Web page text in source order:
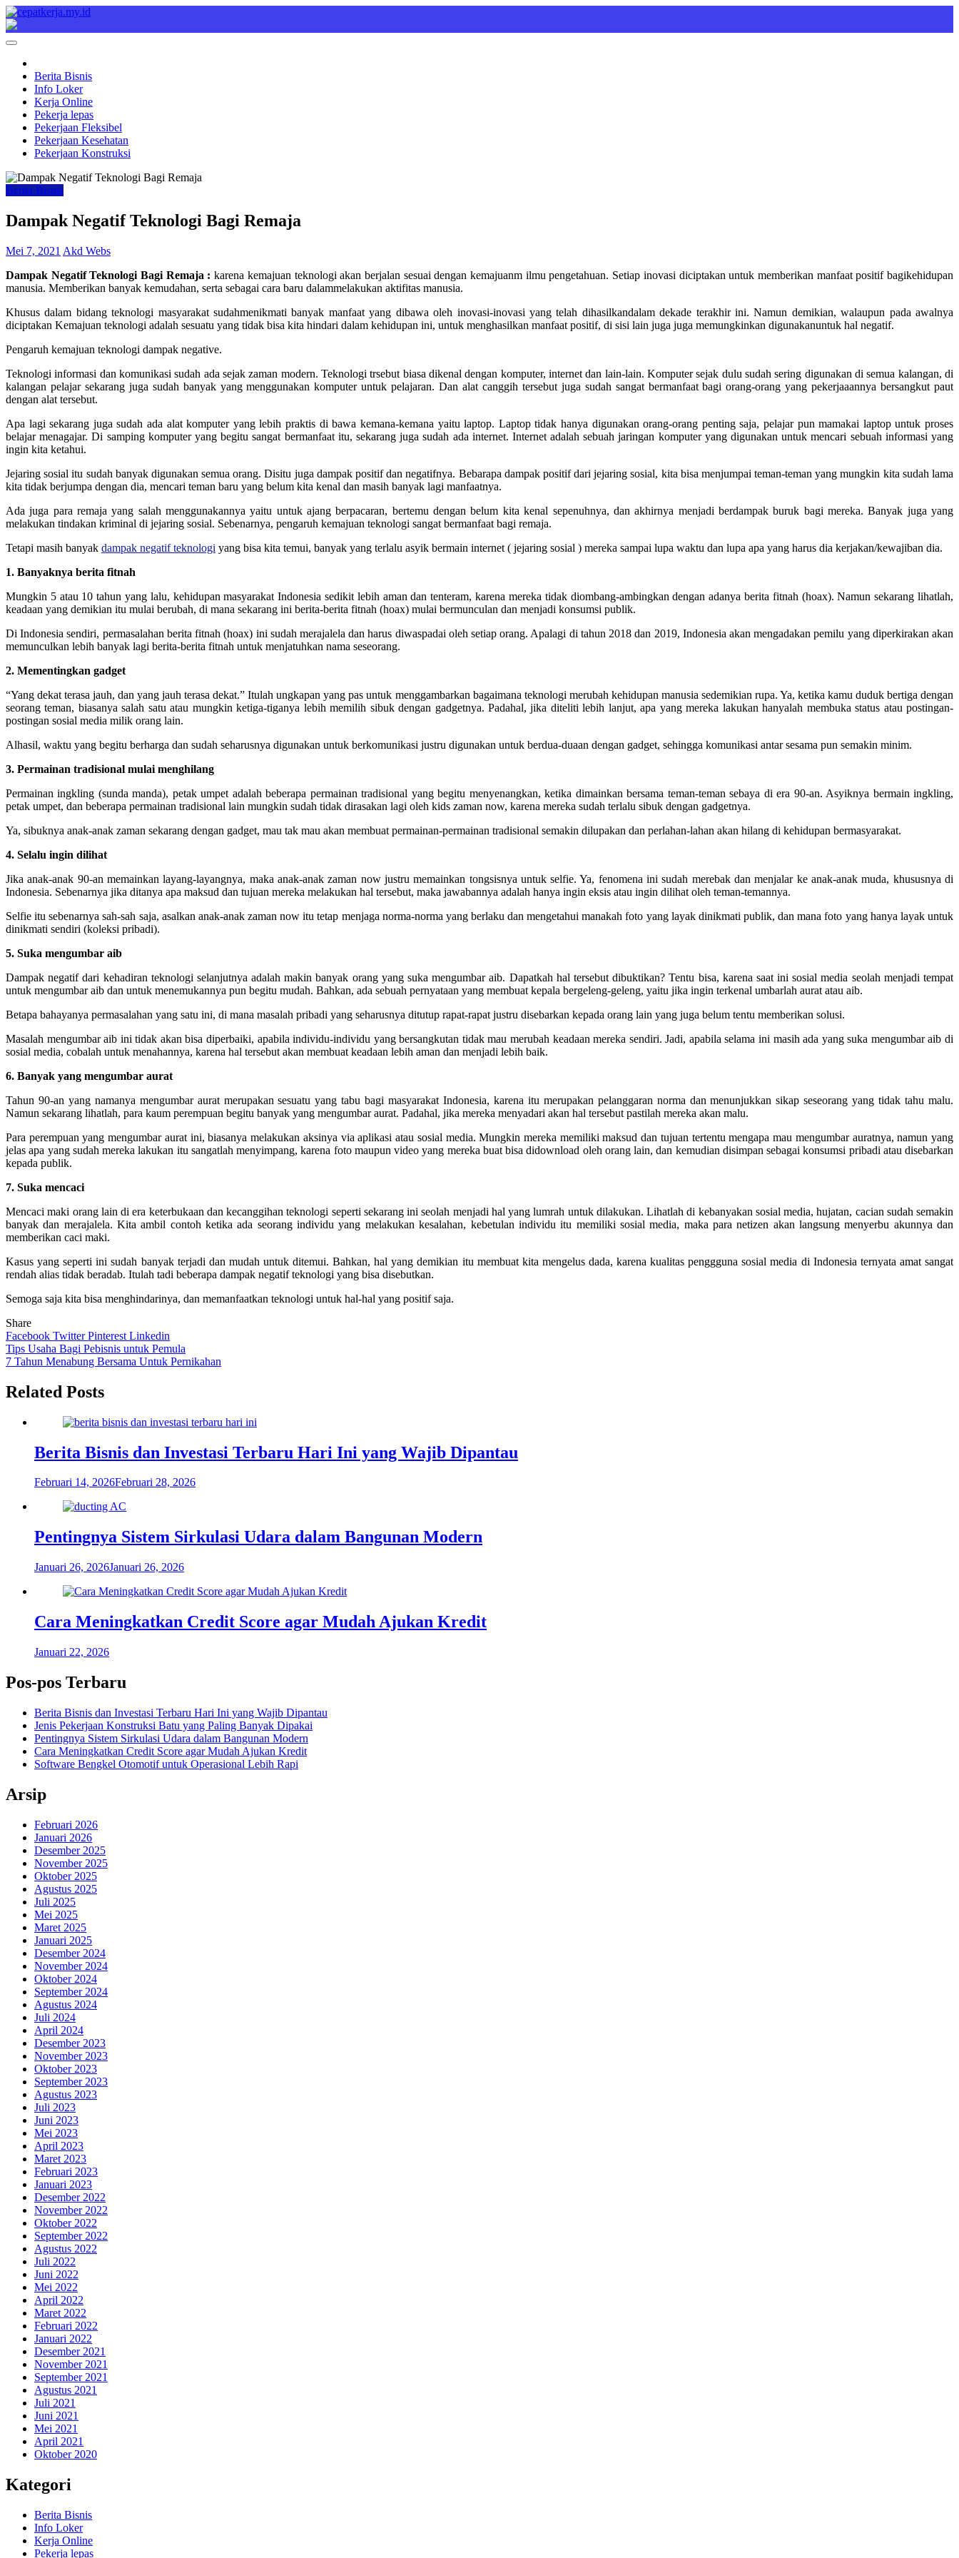
Skip
to
content
Cepat Kerja
Berita Bisnis
Berita Bisnis
Info Loker
Kerja Online
Pekerja lepas
Pekerjaan Fleksibel
Pekerjaan Kesehatan
Pekerjaan Konstruksi
Berita Bisnis
Dampak Negatif Teknologi Bagi Remaja
Mei 7, 2021 Akd Webs
Dampak Negatif Teknologi Bagi Remaja : karena kemajuan teknologi akan berjalan sesuai dengan kemajuanm ilmu pengetahuan. Setiap inovasi diciptakan untuk memberikan manfaat positif bagikehidupan
manusia. Memberikan banyak kemudahan, serta sebagai cara baru dalammelakukan aktifitas manusia.
Khusus dalam bidang teknologi masyarakat sudahmenikmati banyak manfaat yang dibawa oleh inovasi-inovasi yang telah dihasilkandalam dekade terakhir ini. Namun demikian, walaupun pada awalnya
diciptakan Kemajuan teknologi adalah sesuatu yang tidak bisa kita hindari dalam kehidupan ini, untuk menghasilkan manfaat positif, di sisi lain juga juga memungkinkan digunakanuntuk hal negatif.
Pengaruh kemajuan teknologi dampak negative.
Teknologi informasi dan komunikasi sudah ada sejak zaman modern. Teknologi trsebut biasa dikenal dengan komputer, internet dan lain-lain. Komputer sejak dulu sudah sering digunakan di semua kalangan, di
kalangan pelajar sekarang juga sudah banyak yang menggunakan komputer untuk pelajaran. Dan alat canggih tersebut juga sudah sangat bermanfaat bagi orang-orang yang pekerjaaannya bersangkut paut
dengan alat tersebut.
Apa lagi sekarang juga sudah ada alat komputer yang lebih praktis di bawa kemana-kemana yaitu laptop. Laptop tidak hanya digunakan orang-orang penting saja, pelajar pun mamakai laptop untuk proses
belajar menagajar. Di samping komputer yang begitu sangat bermanfaat itu, sekarang juga sudah ada internet. Internet adalah sebuah jaringan komputer yang digunakan untuk mencari sebuah informasi yang
ingin kita ketahui.
Jejaring sosial itu sudah banyak digunakan semua orang. Disitu juga dampak positif dan negatifnya. Bebarapa dampak positif dari jejaring sosial, kita bisa menjumpai teman-teman yang mungkin kita sudah lama
kita tidak berjumpa dengan dia, mencari teman baru yang belum kita kenal dan masih banyak lagi manfaatnya.
Ada juga para remaja yang salah menggunakannya yaitu untuk ajang berpacaran, bertemu dengan belum kita kenal sepenuhnya, dan akhirnya menjadi berdampak buruk bagi mereka. Banyak juga yang
melakukan tindakan kriminal di jejaring sosial. Sebenarnya, pengaruh kemajuan teknologi sangat bermanfaat bagi remaja.
Tetapi masih banyak dampak negatif teknologi yang bisa kita temui, banyak yang terlalu asyik bermain internet ( jejaring sosial ) mereka sampai lupa waktu dan lupa apa yang harus dia kerjakan/kewajiban dia.
1. Banyaknya berita fitnah
Mungkin 5 atau 10 tahun yang lalu, kehidupan masyarakat Indonesia sedikit lebih aman dan tenteram, karena mereka tidak diombang-ambingkan dengan adanya berita fitnah (hoax). Namun sekarang lihatlah,
keadaan yang demikian itu mulai berubah, di mana sekarang ini berita-berita fitnah (hoax) mulai bermunculan dan menjadi konsumsi publik.
Di Indonesia sendiri, permasalahan berita fitnah (hoax) ini sudah merajalela dan harus diwaspadai oleh setiap orang. Apalagi di tahun 2018 dan 2019, Indonesia akan mengadakan pemilu yang diperkirakan akan
memunculkan lebih banyak lagi berita-berita fitnah untuk menjatuhkan nama seseorang.
2. Mementingkan gadget
“Yang dekat terasa jauh, dan yang jauh terasa dekat.” Itulah ungkapan yang pas untuk menggambarkan bagaimana teknologi merubah kehidupan manusia sedemikian rupa. Ya, ketika kamu duduk bertiga dengan
seorang teman, biasanya salah satu atau mungkin ketiga-tiganya lebih memilih sibuk dengan gadgetnya. Padahal, jika diteliti lebih lanjut, apa yang mereka lakukan hanyalah membuka status atau postingan-
postingan sosial media milik orang lain.
Alhasil, waktu yang begitu berharga dan sudah seharusnya digunakan untuk berkomunikasi justru digunakan untuk berdua-duaan dengan gadget, sehingga komunikasi antar sesama pun semakin minim.
3. Permainan tradisional mulai menghilang
Permainan ingkling (sunda manda), petak umpet adalah beberapa permainan tradisional yang begitu menyenangkan, ketika dimainkan bersama teman-teman sebaya di era 90-an. Asyiknya bermain ingkling,
petak umpet, dan beberapa permainan tradisional lain mungkin sudah tidak dirasakan lagi oleh kids zaman now, karena mereka sudah terlalu sibuk dengan gadgetnya.
Ya, sibuknya anak-anak zaman sekarang dengan gadget, mau tak mau akan membuat permainan-permainan tradisional semakin dilupakan dan perlahan-lahan akan hilang di kehidupan bermasyarakat.
4. Selalu ingin dilihat
Jika anak-anak 90-an memainkan layang-layangnya, maka anak-anak zaman now justru memainkan tongsisnya untuk selfie. Ya, fenomena ini sudah merebak dan menjalar ke anak-anak muda, khususnya di
Indonesia. Sebenarnya jika ditanya apa maksud dan tujuan mereka melakukan hal tersebut, maka jawabannya adalah hanya ingin eksis atau ingin dilihat oleh teman-temannya.
Selfie itu sebenarnya sah-sah saja, asalkan anak-anak zaman now itu tetap menjaga norma-norma yang berlaku dan mengetahui manakah foto yang layak dinikmati publik, dan mana foto yang hanya layak untuk
dinikmati sendiri (koleksi pribadi).
5. Suka mengumbar aib
Dampak negatif dari kehadiran teknologi selanjutnya adalah makin banyak orang yang suka mengumbar aib. Dapatkah hal tersebut dibuktikan? Tentu bisa, karena saat ini sosial media seolah menjadi tempat
untuk mengumbar aib dan untuk menemukannya pun begitu mudah. Bahkan, ada sebuah pernyataan yang membuat kepala bergeleng-geleng, yaitu jika ingin terkenal umbarlah aurat atau aib.
Betapa bahayanya permasalahan yang satu ini, di mana masalah pribadi yang seharusnya ditutup rapat-rapat justru disebarkan kepada orang lain yang juga belum tentu memberikan solusi.
Masalah mengumbar aib ini tidak akan bisa diperbaiki, apabila individu-individu yang bersangkutan tidak mau merubah keadaan mereka sendiri. Jadi, apabila selama ini masih ada yang suka mengumbar aib di
sosial media, cobalah untuk menahannya, karena hal tersebut akan membuat keadaan lebih aman dan menjadi lebih baik.
6. Banyak yang mengumbar aurat
Tahun 90-an yang namanya mengumbar aurat merupakan sesuatu yang tabu bagi masyarakat Indonesia, karena itu merupakan pelanggaran norma dan menunjukkan sikap seseorang yang tidak tahu malu.
Namun sekarang lihatlah, para kaum perempuan begitu banyak yang mengumbar aurat. Padahal, jika mereka menyadari akan hal tersebut pastilah mereka akan malu.
Para perempuan yang mengumbar aurat ini, biasanya melakukan aksinya via aplikasi atau sosial media. Mungkin mereka memiliki maksud dan tujuan tertentu mengapa mau mengumbar auratnya, namun yang
jelas apa yang sudah mereka lakukan itu sangatlah menyimpang, karena foto maupun video yang mereka buat bisa didownload oleh orang lain, dan kemudian disimpan sebagai konsumsi pribadi atau disebarkan
kepada publik.
7. Suka mencaci
Mencaci maki orang lain di era keterbukaan dan kecanggihan teknologi seperti sekarang ini seolah menjadi hal yang lumrah untuk dilakukan. Lihatlah di kebanyakan sosial media, hujatan, cacian sudah semakin
banyak dan merajalela. Kita ambil contoh ketika ada seorang individu yang melakukan kesalahan, kebetulan individu itu memiliki sosial media, maka para netizen akan langsung menyerbu akunnya dan
memberikan caci maki.
Kasus yang seperti ini sudah banyak terjadi dan mudah untuk ditemui. Bahkan, hal yang demikian itu membuat kita mengelus dada, karena kualitas penggguna sosial media di Indonesia ternyata amat sangat
rendah alias tidak beradab. Itulah tadi beberapa dampak negatif teknologi yang bisa disebutkan.
Semoga saja kita bisa menghindarinya, dan memanfaatkan teknologi untuk hal-hal yang positif saja.
Share
Facebook TwitterPinterest Linkedin
Navigasi
pos
Tips Usaha Bagi Pebisnis untuk Pemula
7 Tahun Menabung Bersama Untuk Pernikahan
Related Posts
Berita Bisnis dan Investasi Terbaru Hari Ini yang Wajib Dipantau
Februari 14, 2026Februari 28, 2026
Pentingnya Sistem Sirkulasi Udara dalam Bangunan Modern
Januari 26, 2026Januari 26, 2026
Cara Meningkatkan Credit Score agar Mudah Ajukan Kredit
Januari 22, 2026
Pos-pos Terbaru
Berita Bisnis dan Investasi Terbaru Hari Ini yang Wajib Dipantau
Jenis Pekerjaan Konstruksi Batu yang Paling Banyak Dipakai
Pentingnya Sistem Sirkulasi Udara dalam Bangunan Modern
Cara Meningkatkan Credit Score agar Mudah Ajukan Kredit
Software Bengkel Otomotif untuk Operasional Lebih Rapi
Arsip
Februari 2026
Januari 2026
Desember 2025
November 2025
Oktober 2025
Agustus 2025
Juli 2025
Mei 2025
Maret 2025
Januari 2025
Desember 2024
November 2024
Oktober 2024
September 2024
Agustus 2024
Juli 2024
April 2024
Desember 2023
November 2023
Oktober 2023
September 2023
Agustus 2023
Juli 2023
Juni 2023
Mei 2023
April 2023
Maret 2023
Februari 2023
Januari 2023
Desember 2022
November 2022
Oktober 2022
September 2022
Agustus 2022
Juli 2022
Juni 2022
Mei 2022
April 2022
Maret 2022
Februari 2022
Januari 2022
Desember 2021
November 2021
September 2021
Agustus 2021
Juli 2021
Juni 2021
Mei 2021
April 2021
Oktober 2020
Kategori
Berita Bisnis
Info Loker
Kerja Online
Pekerja lepas